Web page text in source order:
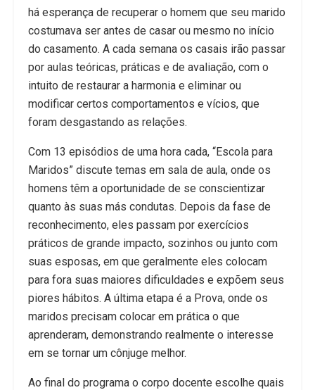
há esperança de recuperar o homem que seu marido
costumava ser antes de casar ou mesmo no início
do casamento. A cada semana os casais irão passar
por aulas teóricas, práticas e de avaliação, com o
intuito de restaurar a harmonia e eliminar ou
modificar certos comportamentos e vícios, que
foram desgastando as relações.
Com 13 episódios de uma hora cada, “Escola para
Maridos” discute temas em sala de aula, onde os
homens têm a oportunidade de se conscientizar
quanto às suas más condutas. Depois da fase de
reconhecimento, eles passam por exercícios
práticos de grande impacto, sozinhos ou junto com
suas esposas, em que geralmente eles colocam
para fora suas maiores dificuldades e expõem seus
piores hábitos. A última etapa é a Prova, onde os
maridos precisam colocar em prática o que
aprenderam, demonstrando realmente o interesse
em se tornar um cônjuge melhor.
Ao final do programa o corpo docente escolhe quais